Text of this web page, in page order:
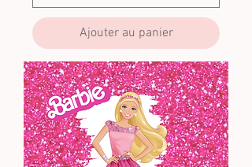
Ajouter au panier